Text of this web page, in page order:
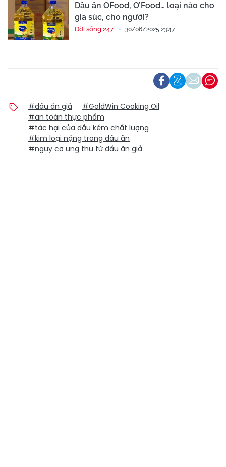
Dầu ăn OFood, O’Food… loại nào cho
gia súc, cho người?
Đời sống 247 30/06/2025 23:47
#dầu ăn giả
#GoldWin Cooking Oil
#an toàn thực phẩm
#tác hại của dầu kém chất lượng
#kim loại nặng trong dầu ăn
#nguy cơ ung thư từ dầu ăn giả